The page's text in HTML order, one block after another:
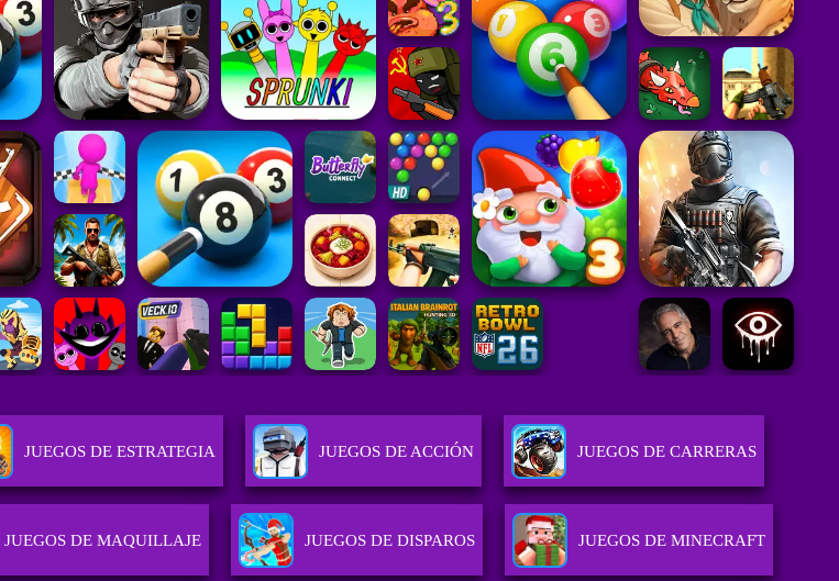
JUEGOS DE ESTRATEGIA JUEGOS DE ACCIÓN JUEGOS DE CARRERAS
JUEGOS DE MAQUILLAJE JUEGOS DE DISPAROS JUEGOS DE MINECRAFT